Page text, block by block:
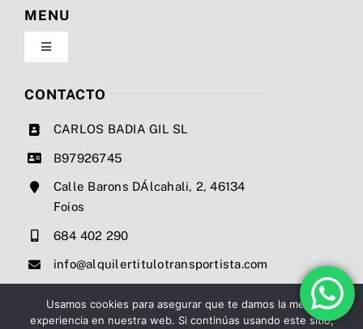
Política de privacidad
Condiciones de uso
MENU
Toggle
Navigation
Nosotros
Precios
Contacto
CONTACTO
CARLOS BADIA GIL SL
B97926745
Calle Barons DÁlcahali, 2, 46134
Foios
684 402 290
info@alquilertitulotransportista.com
Usamos cookies para asegurar que te damos la mejor
experiencia en nuestra web. Si continúas usando este sitio,